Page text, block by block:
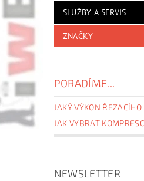
SLUŽBY A SERVIS
ZNAČKY
PORADÍME...
JAKÝ VÝKON
JAK VYBRAT
NEWSLETTER